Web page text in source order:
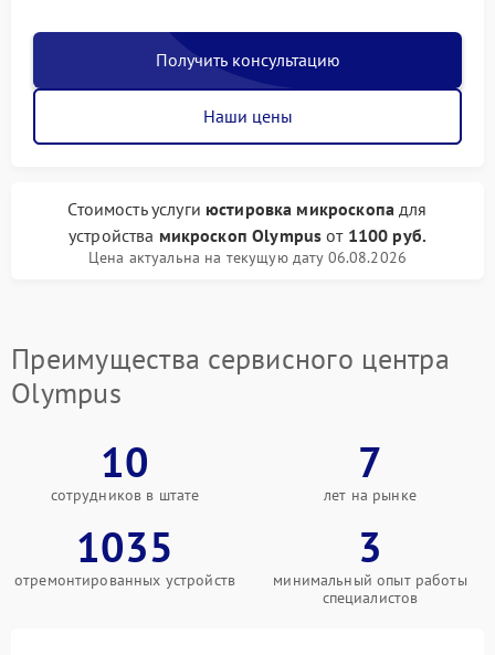
Получить консультацию
Наши цены
Стоимость услуги юстировка микроскопа для
устройства микроскоп Olympus от 1100 руб.
Цена актуальна на текущую дату 06.08.2026
Преимущества сервисного центра
Olympus
10
сотрудников в штате
7
лет на рынке
1035
отремонтированных устройств
3
минимальный опыт работы
специалистов